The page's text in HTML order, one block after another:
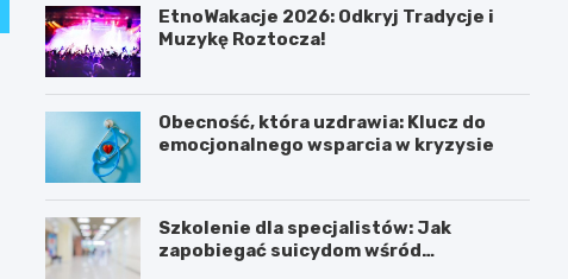
EtnoWakacje 2026: Odkryj Tradycje i
Muzykę Roztocza!
Obecność, która uzdrawia: Klucz do
emocjonalnego wsparcia w kryzysie
Szkolenie dla specjalistów: Jak
zapobiegać suicydom wśród